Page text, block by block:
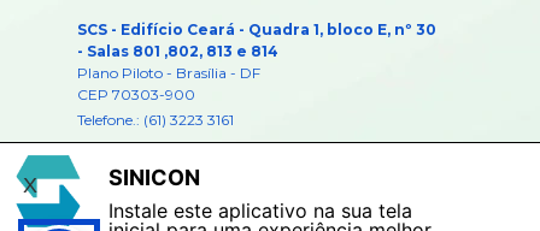
SCS - Edifício Ceará - Quadra 1, bloco E, nº 30
- Salas 801 ,802, 813 e 814
Plano Piloto - Brasília - DF
CEP 70303-900
Telefone.: (61) 3223 3161
e-mail:brasilia@sinicon.org.br
SINICON
Instale este aplicativo na sua tela
X